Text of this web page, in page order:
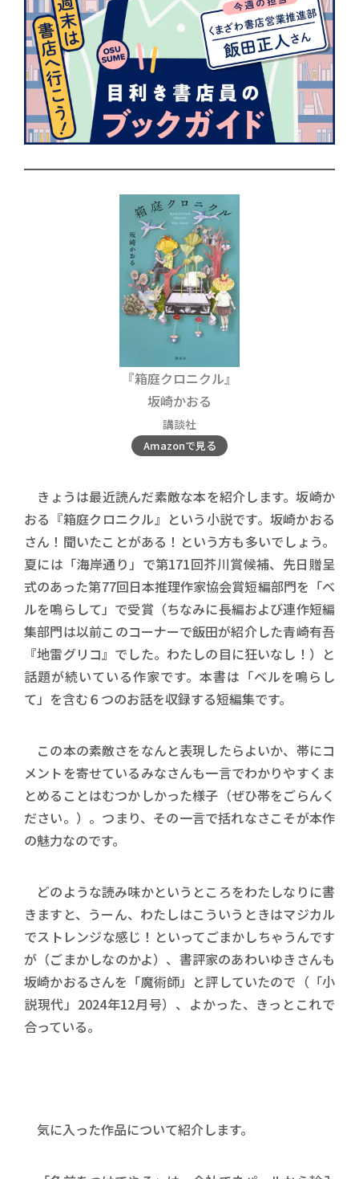
『箱庭クロニクル』
坂崎かおる
講談社
Amazonで見る
きょうは最近読んだ素敵な本を紹介します。坂崎か
おる『箱庭クロニクル』という小説です。坂崎かおる
さん！聞いたことがある！という方も多いでしょう。
夏には「海岸通り」で第171回芥川賞候補、先日贈呈
式のあった第77回日本推理作家協会賞短編部門を「ベ
ルを鳴らして」で受賞（ちなみに長編および連作短編
集部門は以前このコーナーで飯田が紹介した青崎有吾
『地雷グリコ』でした。わたしの目に狂いなし！）と
話題が続いている作家です。本書は「ベルを鳴らし
て」を含む６つのお話を収録する短編集です。
この本の素敵さをなんと表現したらよいか、帯にコ
メントを寄せているみなさんも一言でわかりやすくま
とめることはむつかしかった様子（ぜひ帯をごらんく
ださい。）。つまり、その一言で括れなさこそが本作
の魅力なのです。
どのような読み味かというところをわたしなりに書
きますと、うーん、わたしはこういうときはマジカル
でストレンジな感じ！といってごまかしちゃうんです
が（ごまかしなのかよ）、書評家のあわいゆきさんも
坂崎かおるさんを「魔術師」と評していたので（「小
説現代」2024年12月号）、よかった、きっとこれで
合っている。
気に入った作品について紹介します。